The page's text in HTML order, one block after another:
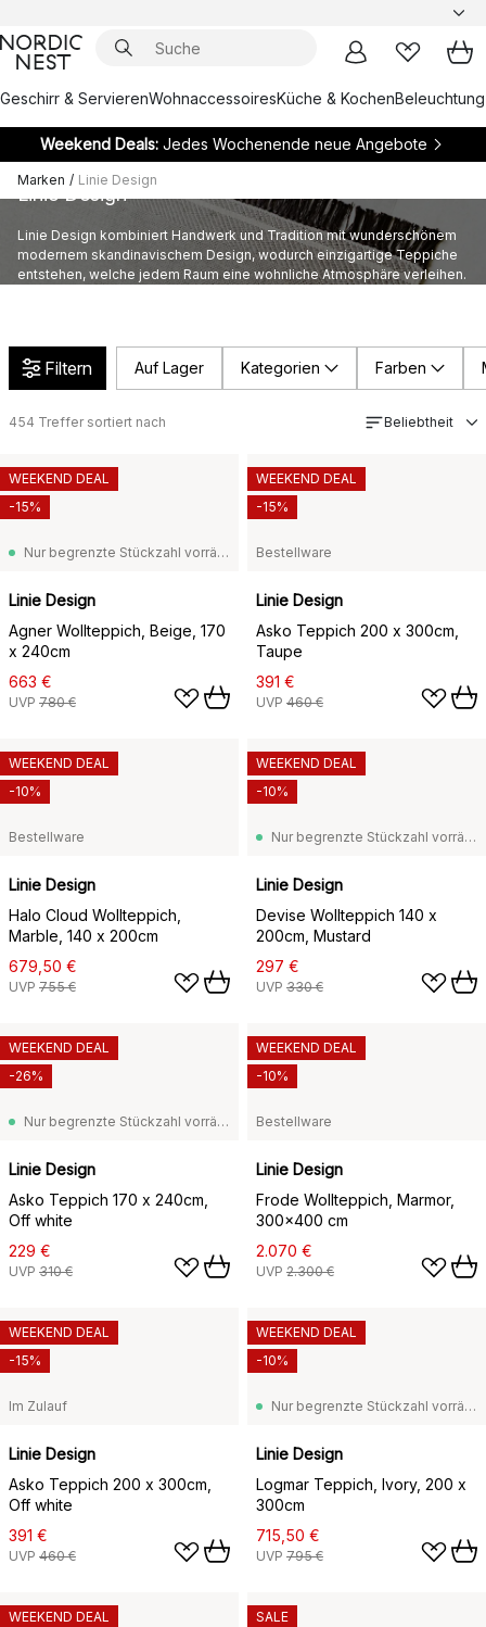
Geschirr & ServierenWohnaccessoiresKüche & KochenBeleuchtung
Weekend Deals:Jedes Wochenende neue Angebote
Marken / Linie Design
Linie Design
Linie Design kombiniert Handwerk und Tradition mit wunderschönem
modernem skandinavischem Design, wodurch einzigartige Teppiche
entstehen, welche jedem Raum eine wohnliche Atmosphäre verleihen.
Filtern Auf Lager Kategorien Farben
454 Treffer sortiert nach Beliebtheit
Nur begrenzte Stückzahl vorrätig
Linie Design
Agner Wollteppich, Beige, 170
x 240cm
663 €
UVP 780 €
WEEKEND DEAL
-15%
Bestellware
Linie Design
Asko Teppich 200 x 300cm,
Taupe
391 €
UVP 460 €
WEEKEND DEAL
-15%
Bestellware
Linie Design
Halo Cloud Wollteppich,
Marble, 140 x 200cm
679,50 €
UVP 755 €
WEEKEND DEAL
-10%
Nur begrenzte Stückzahl vorrätig
Linie Design
Devise Wollteppich 140 x
200cm, Mustard
297 €
UVP 330 €
WEEKEND DEAL
-10%
Nur begrenzte Stückzahl vorrätig
Linie Design
Asko Teppich 170 x 240cm,
Off white
229 €
UVP 310 €
WEEKEND DEAL
-26%
Bestellware
Linie Design
Frode Wollteppich, Marmor,
300x400 cm
2.070 €
UVP 2.300 €
WEEKEND DEAL
-10%
Im Zulauf
Linie Design
Asko Teppich 200 x 300cm,
Off white
391 €
UVP 460 €
WEEKEND DEAL
-15%
Nur begrenzte Stückzahl vorrätig
Linie Design
Logmar Teppich, Ivory, 200 x
300cm
715,50 €
UVP 795 €
WEEKEND DEAL
-10%
WEEKEND DEAL
SALE